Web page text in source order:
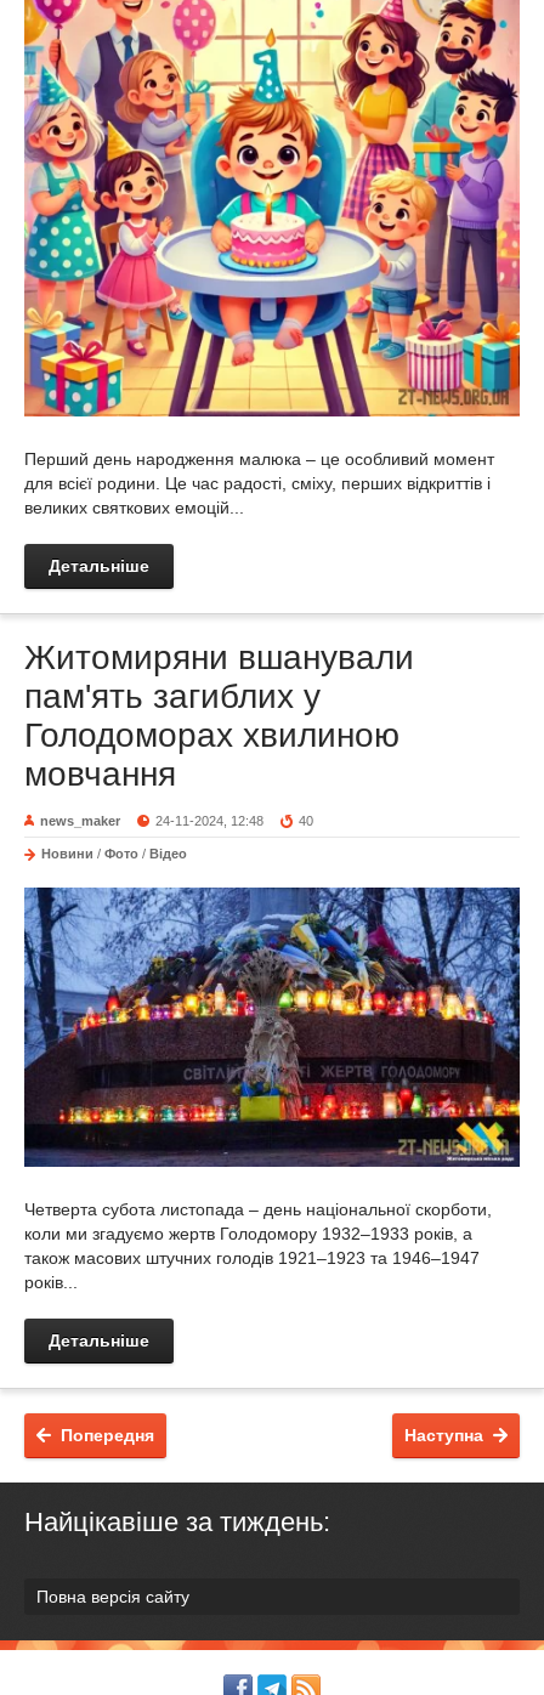
Перший день народження малюка – це особливий момент
для всієї родини. Це час радості, сміху, перших відкриттів і
великих святкових емоцій...
Детальніше
Житомиряни вшанували
пам'ять загиблих у
Голодоморах хвилиною
мовчання
news_maker 24-11-2024, 12:48 40
Новини / Фото / Відео
Четверта субота листопада – день національної скорботи,
коли ми згадуємо жертв Голодомору 1932–1933 років, а
також масових штучних голодів 1921–1923 та 1946–1947
років...
Детальніше
Наступна
Попередня
Найцікавіше за тиждень:
Повна версія сайту